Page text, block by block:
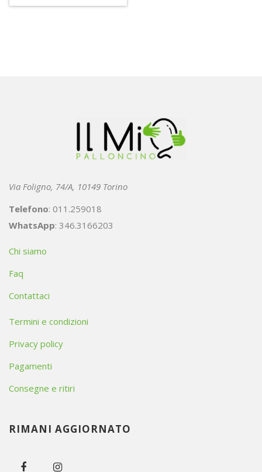
Via Foligno, 74/A, 10149 Torino
Telefono: 011.259018
WhatsApp: 346.3166203
Chi siamo
Faq
Contattaci
Termini e condizioni
Privacy policy
Pagamenti
Consegne e ritiri
RIMANI AGGIORNATO